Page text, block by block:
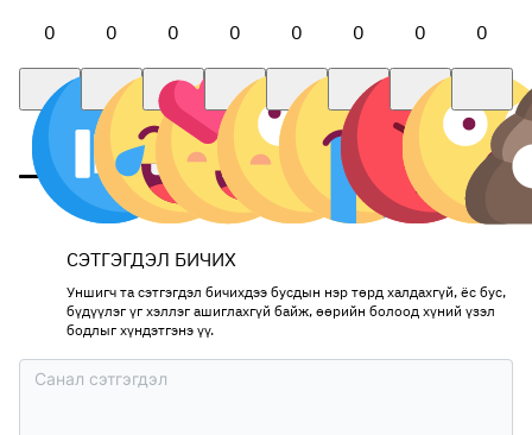
0 0 0 0 0 0 0 0
СЭТГЭГДЭЛ БИЧИХ
Уншигч та сэтгэгдэл бичихдээ бусдын нэр төрд халдахгүй, ёс бус,
бүдүүлэг үг хэллэг ашиглахгүй байж, өөрийн болоод хүний үзэл
бодлыг хүндэтгэнэ үү.